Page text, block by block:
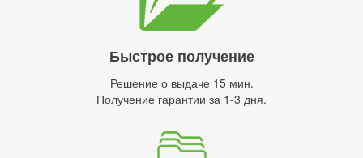
Быстрое получение
Решение о выдаче 15 мин.
Получение гарантии за 1-3 дня.